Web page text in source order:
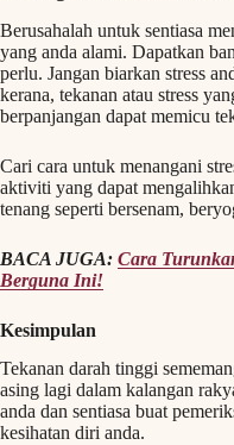
Berusahalah untuk sentiasa
yang anda alami. Dapatkan
perlu. Jangan biarkan stress
kerana, tekanan atau stress
berpanjangan dapat memicu
Cari cara untuk menangani
aktiviti yang dapat
tenang seperti bersenam,
BACA JUGA: Cara
Berguna Ini!
Kesimpulan
Tekanan darah tinggi
asing lagi dalam kalangan
anda dan sentiasa buat
kesihatan diri anda.